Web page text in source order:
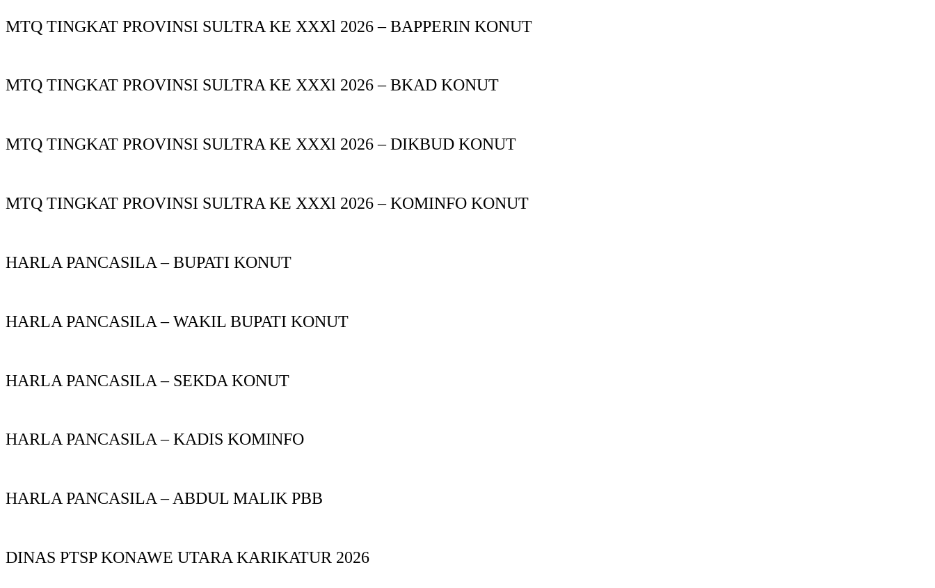
MTQ TINGKAT PROVINSI SULTRA KE XXXl 2026 – BAPPERIN KONUT
MTQ TINGKAT PROVINSI SULTRA KE XXXl 2026 – BKAD KONUT
MTQ TINGKAT PROVINSI SULTRA KE XXXl 2026 – DIKBUD KONUT
MTQ TINGKAT PROVINSI SULTRA KE XXXl 2026 – KOMINFO KONUT
HARLA PANCASILA – BUPATI KONUT
HARLA PANCASILA – WAKIL BUPATI KONUT
HARLA PANCASILA – SEKDA KONUT
HARLA PANCASILA – KADIS KOMINFO
HARLA PANCASILA – ABDUL MALIK PBB
DINAS PTSP KONAWE UTARA KARIKATUR 2026